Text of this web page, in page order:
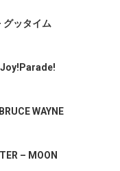
ッタイム
WAYNE
– MOON